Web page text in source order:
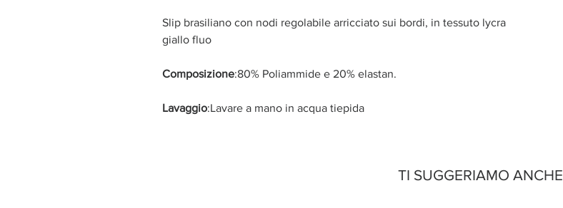
Slip brasiliano con nodi regolabile arricciato sui bordi, in tessuto lycra
giallo fluo
Composizione:80% Poliammide e 20% elastan.
Lavaggio:Lavare a mano in acqua tiepida
TI SUGGERIAMO ANCHE